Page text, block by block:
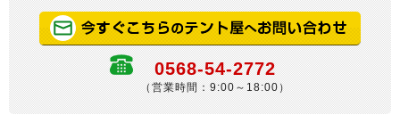
0568-54-2772
（営業時間：9:00～18:00）